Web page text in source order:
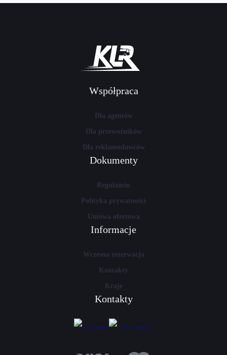
Współpraca
Dla agentów
Dla przewoźników
Dla reklamodawców
Dokumenty
Regulamin
Polityka prywatności
Umowa ofertowa
Informacje
Wczesna rezerwacja
Kontakty
Kraje
Kontakty